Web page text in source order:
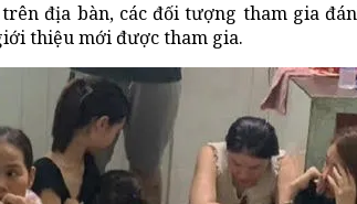
địa bàn, các đối tượng tham gia
thiệu mới được tham gia.